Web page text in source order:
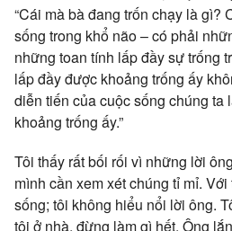
“Cái mà bà đang trốn chạy là gì?
sống trong khổ não – có phải
những toan tính lấp đầy sự trống
lấp đầy được khoảng trống ấy
diễn tiến của cuộc sống chúng ta
khoảng trống ấy.”
Tôi thấy rất bối rối vì những lời
mình cần xem xét chúng tỉ mỉ.
sống; tôi không hiểu nổi lời ông.
tôi ở nhà, đừng làm gì hết. Ông